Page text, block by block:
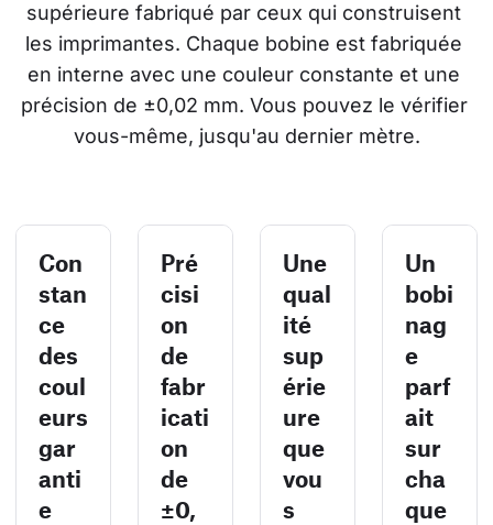
supérieure fabriqué par ceux qui construisent
les imprimantes. Chaque bobine est fabriquée
en interne avec une couleur constante et une
précision de ±0,02 mm. Vous pouvez le vérifier
vous-même, jusqu'au dernier mètre.
Con
stan
ce
des
coul
eurs
gar
anti
e
Pré
cisi
on
de
fabr
icati
on
de
±0,
Une
qual
ité
sup
érie
ure
que
vou
s
Un
bobi
nag
e
parf
ait
sur
cha
que